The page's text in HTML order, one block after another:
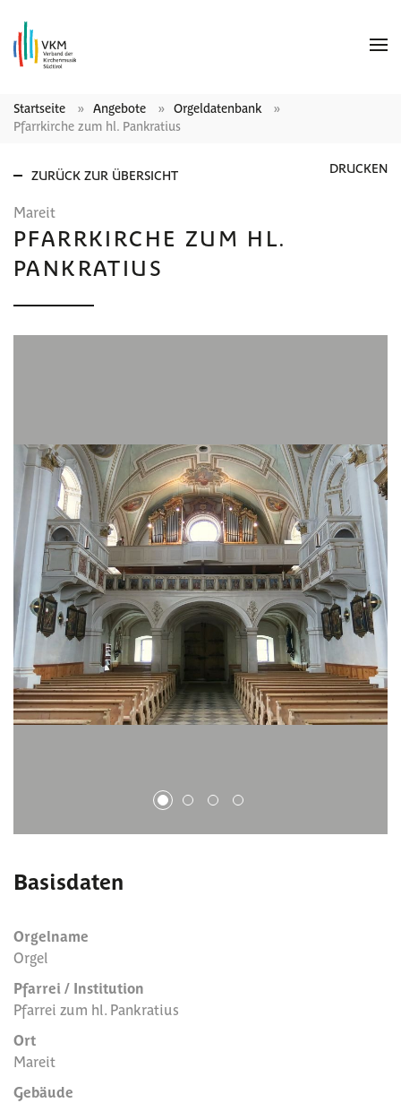
Startseite Angebote
Orgeldatenbank
Pfarrkirche zum hl. Pankratius
ZURÜCK ZUR ÜBERSICHT DRUCKEN
Mareit
PFARRKIRCHE ZUM HL.
PANKRATIUS
1 2 3 4
Basisdaten
Orgelname
Orgel
Pfarrei / Institution
Pfarrei zum hl. Pankratius
Ort
Mareit
Gebäude